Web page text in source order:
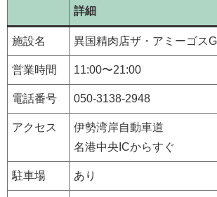
詳細
施設名 異国精肉店ザ・アミーゴス
営業時間 11:00〜21:00
電話番号 050-3138-2948
アクセス
伊勢湾岸自動車道
名港中央ICからすぐ
駐車場 あり